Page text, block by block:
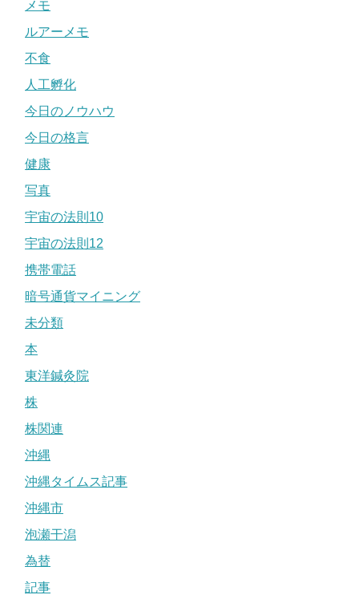
メモ
ルアーメモ
不食
人工孵化
今日のノウハウ
今日の格言
健康
写真
宇宙の法則10
宇宙の法則12
携帯電話
暗号通貨マイニング
未分類
本
東洋鍼灸院
株
株関連
沖縄
沖縄タイムス記事
沖縄市
泡瀬干潟
為替
記事